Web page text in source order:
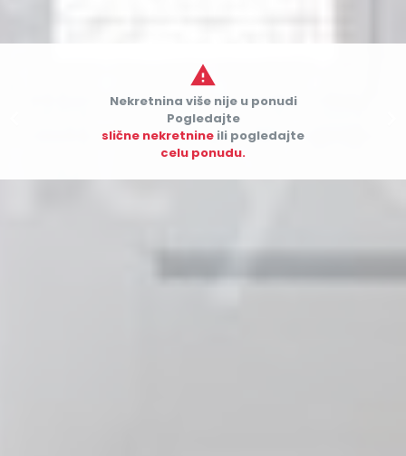

Nekretnina više nije u ponudi
Pogledajte
slične nekretnine ili pogledajte
celu ponudu.